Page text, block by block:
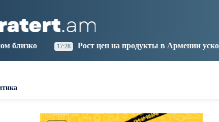
Beijing
01:26
цен на продукты в Армении ускорился до 8,6%: ЕАБР